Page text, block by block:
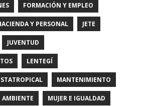
FORMACIÓN Y EMPLEO
Y PERSONAL JETE
JUVENTUD
LENTEGÍ
MANTENIMIENTO
AMBIENTE MUJER E IGUALDAD